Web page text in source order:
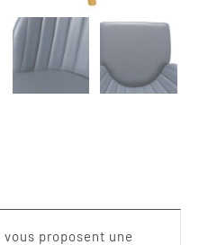
vous proposent une